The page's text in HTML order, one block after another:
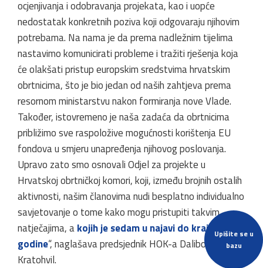
Upišite se u
bazu
ocjenjivanja i odobravanja projekata, kao i uopće
nedostatak konkretnih poziva koji odgovaraju njihovim
potrebama. Na nama je da prema nadležnim tijelima
nastavimo komunicirati probleme i tražiti rješenja koja
će olakšati pristup europskim sredstvima hrvatskim
obrtnicima, što je bio jedan od naših zahtjeva prema
resornom ministarstvu nakon formiranja nove Vlade.
Također, istovremeno je naša zadaća da obrtnicima
približimo sve raspoložive mogućnosti korištenja EU
fondova u smjeru unapređenja njihovog poslovanja.
Upravo zato smo osnovali Odjel za projekte u
Hrvatskoj obrtničkoj komori, koji, između brojnih ostalih
aktivnosti, našim članovima nudi besplatno individualno
savjetovanje o tome kako mogu pristupiti takvim
natječajima, akojih je sedam u najavi do kraja 2024.
godine“, naglašava predsjednik HOK-a Dalibor
Kratohvil.